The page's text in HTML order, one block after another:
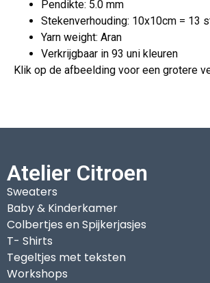
Pendikte: 5.0 mm
Stekenverhouding: 10x10cm = 13
Yarn weight: Aran
Verkrijgbaar in 93 uni kleuren
Klik op de afbeelding voor een grotere
Atelier Citroen
Sweaters
Baby & Kinderkamer
Colbertjes en Spijkerjasjes
T- Shirts
Tegeltjes met teksten
Workshops